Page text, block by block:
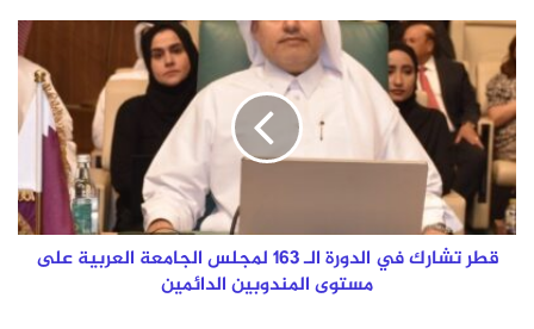
أ.د
قيس
عبدالعزيز
الدوري
قطر
تشارك
في
الدورة
الـ
163
لمجلس
الجامعة
العربية
على
قطر تشارك في الدورة الـ 163 لمجلس الجامعة العربية على
مستوى المندوبين الدائمين